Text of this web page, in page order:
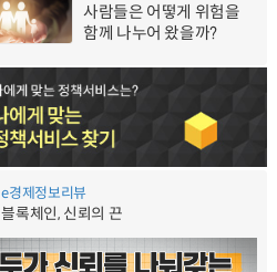
사람들은 어떻게 위험을
함께 나누어 왔을까?
e경제정보리뷰
블록체인, 신뢰의 끈